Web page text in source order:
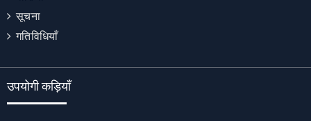
सूचना
गतिविधियाँ
उपयोगी कड़ियाँ